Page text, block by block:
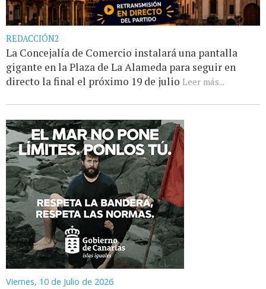
REDACCIÓN2
La Concejalía de Comercio instalará una pantalla
gigante en la Plaza de La Alameda para seguir en
directo la final el próximo 19 de julio Leer más...
Viernes, 10 de Julio de 2026